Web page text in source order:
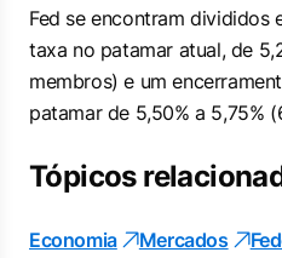
Fed se encontram divididos
taxa no patamar atual, de
membros) e um
patamar de 5,50% a 5,75%
Tópicos
Economia Mercados